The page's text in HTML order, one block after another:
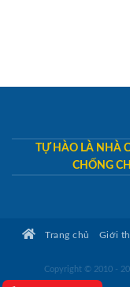
TỰ HÀO LÀ NHÀ
CHỐNG
Trang chủ Giới
Copyright © 2010 -